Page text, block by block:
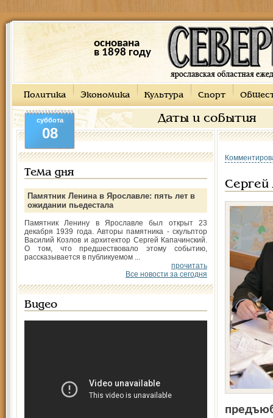
основана
в 1898 году
Политика Экономика Культура Спорт
Даты и события
суббота
08
Тема дня
Памятник Ленина в Ярославле: пять лет в
ожидании пьедестала
Памятник Ленину в Ярославле был открыт 23
декабря 1939 года. Авторы памятника - скульптор
Василий Козлов и архитектор Сергей Капачинский.
О том, что предшествовало этому событию,
рассказывается в публикуемом ...
прочитать
Все новости за сегодня
Видео
Сергей